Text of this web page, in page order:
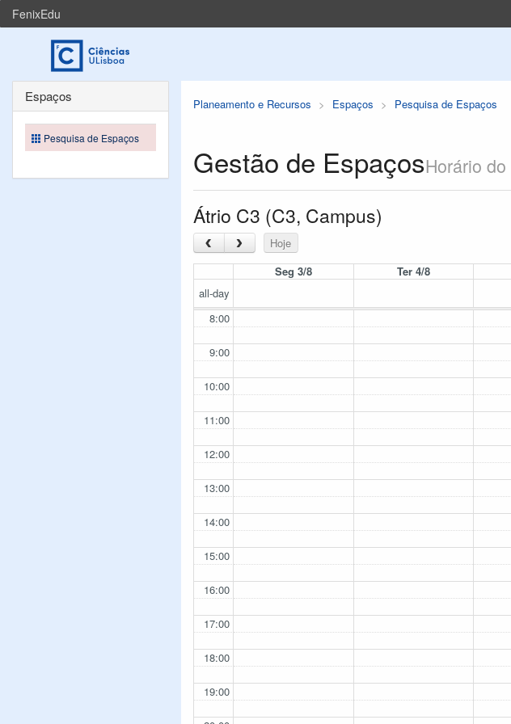
FenixEdu
Planeamento e Recursos Espaços Pesquisa de Espaços
Gestão de EspaçosHorário
Átrio C3 (C3, Campus)
‹ › Hoje
Seg 3/8
Ter 4/8
all-day
8:00
9:00
10:00
11:00
12:00
13:00
14:00
15:00
16:00
17:00
18:00
19:00
Espaços
Pesquisa de Espaços